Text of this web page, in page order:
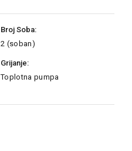
Broj Soba:
2 (soban)
Grijanje:
Toplotna pumpa